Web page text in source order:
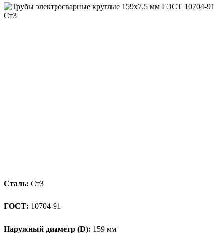
Сталь: Ст3
ГОСТ: 10704-91
Наружный диаметр (D): 159 мм